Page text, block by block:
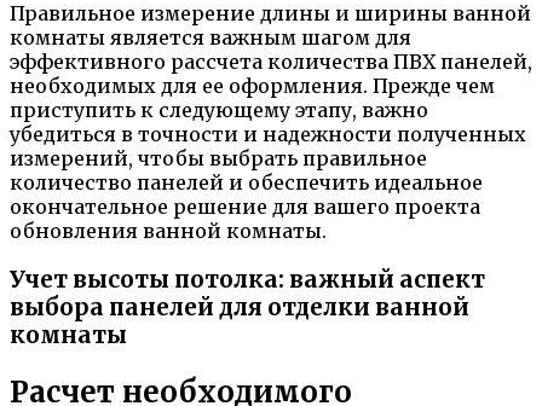
Правильное измерение длины и ширины ванной
комнаты является важным шагом для
эффективного рассчета количества ПВХ панелей,
необходимых для ее оформления. Прежде чем
приступить к следующему этапу, важно
убедиться в точности и надежности полученных
измерений, чтобы выбрать правильное
количество панелей и обеспечить идеальное
окончательное решение для вашего проекта
обновления ванной комнаты.
Учет высоты потолка: важный аспект
выбора панелей для отделки ванной
комнаты
Расчет необходимого